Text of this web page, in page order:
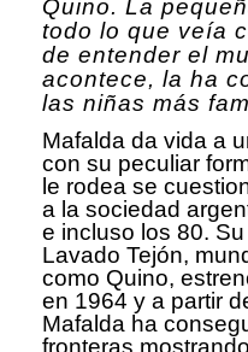
Quino. La
todo lo que veía
de entender el
acontece, la ha
las niñas más
Mafalda da vida a
con su peculiar
le rodea se
a la sociedad
e incluso los 80.
Lavado Tejón,
como Quino,
en 1964 y a partir
Mafalda ha
fronteras